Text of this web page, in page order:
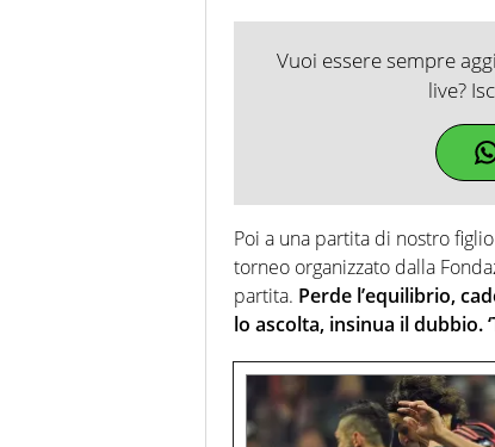
Vuoi essere sempre
live?
Poi a una partita di nostro
torneo organizzato dalla
partita. Perde l’equilibrio,
lo ascolta, insinua il dubbio.